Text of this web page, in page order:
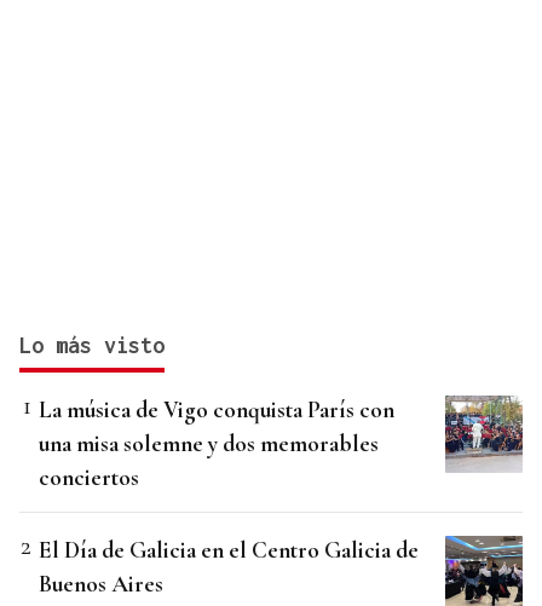
Lo más visto
La música de Vigo conquista París con
una misa solemne y dos memorables
conciertos
El Día de Galicia en el Centro Galicia de
Buenos Aires